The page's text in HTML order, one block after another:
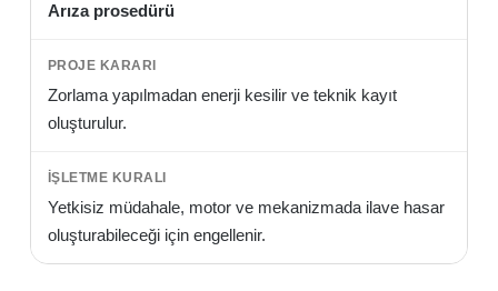
Arıza prosedürü
Zorlama yapılmadan enerji kesilir ve teknik kayıt
oluşturulur.
Yetkisiz müdahale, motor ve mekanizmada ilave hasar
oluşturabileceği için engellenir.